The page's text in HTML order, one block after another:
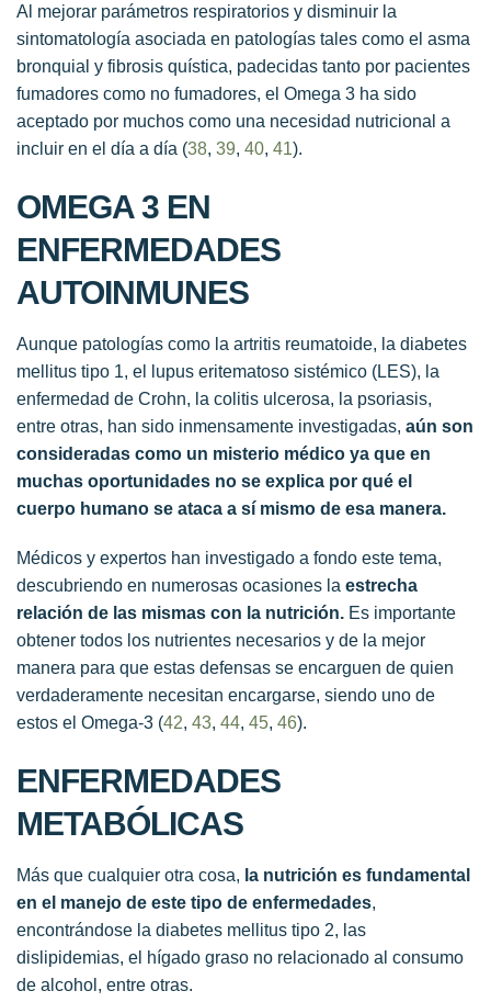
Al mejorar parámetros respiratorios y disminuir la
sintomatología asociada en patologías tales como el asma
bronquial y fibrosis quística, padecidas tanto por pacientes
fumadores como no fumadores, el Omega 3 ha sido
aceptado por muchos como una necesidad nutricional a
incluir en el día a día (38, 39, 40, 41).
OMEGA 3 EN
ENFERMEDADES
AUTOINMUNES
Aunque patologías como la artritis reumatoide, la diabetes
mellitus tipo 1, el lupus eritematoso sistémico (LES), la
enfermedad de Crohn, la colitis ulcerosa, la psoriasis,
entre otras, han sido inmensamente investigadas, aún son
consideradas como un misterio médico ya que en
muchas oportunidades no se explica por qué el
cuerpo humano se ataca a sí mismo de esa manera.
Médicos y expertos han investigado a fondo este tema,
descubriendo en numerosas ocasiones la estrecha
relación de las mismas con la nutrición. Es importante
obtener todos los nutrientes necesarios y de la mejor
manera para que estas defensas se encarguen de quien
verdaderamente necesitan encargarse, siendo uno de
estos el Omega-3 (42, 43, 44, 45, 46).
ENFERMEDADES
METABÓLICAS
Más que cualquier otra cosa, la nutrición es fundamental
en el manejo de este tipo de enfermedades,
encontrándose la diabetes mellitus tipo 2, las
dislipidemias, el hígado graso no relacionado al consumo
de alcohol, entre otras.